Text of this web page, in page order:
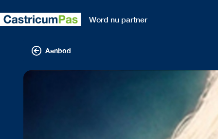
Word nu partner
Aanbod